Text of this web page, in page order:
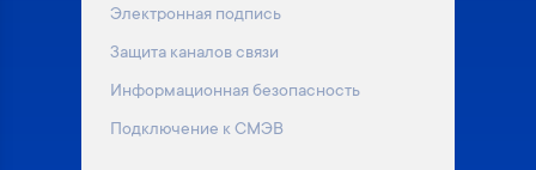
Электронная подпись
Защита каналов связи
Информационная безопасность
Подключение к СМЭВ